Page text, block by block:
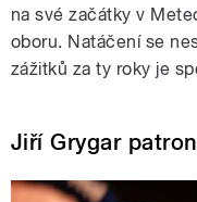
na své začátky v
oboru. Natáčení se
zážitků za ty roky je
Jiří Grygar